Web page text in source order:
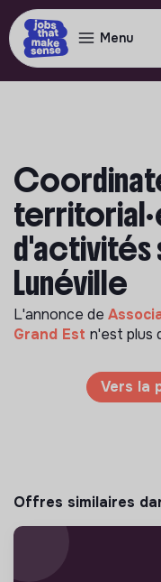
Menu
d'activités
Lunéville
L'annonce de
Grand Est n'est plus
Vers la
Offres similaires